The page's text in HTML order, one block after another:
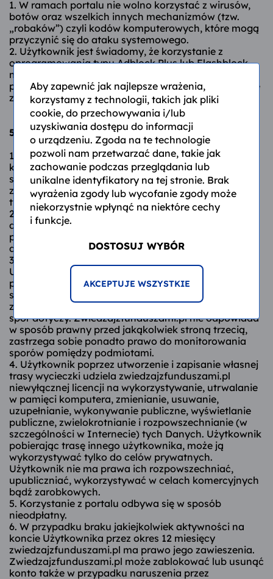
1. W ramach portalu nie wolno korzystać z wirusów,
botów oraz wszelkich innych mechanizmów (tzw.
„robaków”) czyli kodów komputerowych, które mogą
przyczynić się do ataku systemowego.
2. Użytkownik jest świadomy, że korzystanie z
oprogramowania typu Adblock Plus lub Flashblock
może spowodować nieprawidłowe funkcjonowanie
portalu lub może całkowicie uniemożliwić korzystanie
z niego.
5. ZASADY KORZYSTANIA Z PORTALU:
1. Poniższy Regulamin określa ogólne zasady
korzystania z portalu zwiedzajzfunduszami.pl, który
służy do umieszczania treści, plików i materiałów
zawierających opisy miejsc z atrakcjami, a także
tworzenia tras wycieczek.
2. Zwiedzajzfunduszami.pl ma możliwość
dokonywania modyfikacji, zmian w funkcjonalności
portalu oraz czasowego lub całkowitego usunięcia
danych funkcji/usług portalu.
3. W razie ewentualnych sporów pomiędzy
Użytkownikami, a także organizacjami lub
pozostałymi osobami rozstrzygane zostają one przez
strony, których spór dotyczy. Zwiedzajzfunduszami.pl
zastrzega sobie prawo do zawieszenia treści, których
spór dotyczy. Zwiedzajzfunduszami.pl nie odpowiada
w sposób prawny przed jakąkolwiek stroną trzecią,
zastrzega sobie ponadto prawo do monitorowania
sporów pomiędzy podmiotami.
4. Użytkownik poprzez utworzenie i zapisanie własnej
trasy wycieczki udziela zwiedzajzfunduszami.pl
niewyłącznej licencji na wykorzystywanie, utrwalanie
w pamięci komputera, zmienianie, usuwanie,
uzupełnianie, wykonywanie publiczne, wyświetlanie
publiczne, zwielokrotnianie i rozpowszechnianie (w
szczególności w Internecie) tych Danych. Użytkownik
pobierając trasę innego użytkownika, może ją
wykorzystywać tylko do celów prywatnych.
Użytkownik nie ma prawa ich rozpowszechniać,
upubliczniać, wykorzystywać w celach komercyjnych
bądź zarobkowych.
5. Korzystanie z portalu odbywa się w sposób
nieodpłatny.
6. W przypadku braku jakiejkolwiek aktywności na
koncie Użytkownika przez okres 12 miesięcy
zwiedzajzfunduszami.pl ma prawo jego zawieszenia.
Zwiedzajzfunduszami.pl może zablokować lub usunąć
konto także w przypadku naruszenia przez
Aby zapewnić jak najlepsze wrażenia,
korzystamy z technologii, takich jak pliki
cookie, do przechowywania i/lub
uzyskiwania dostępu do informacji
o urządzeniu. Zgoda na te technologie
pozwoli nam przetwarzać dane, takie jak
zachowanie podczas przeglądania lub
unikalne identyfikatory na tej stronie. Brak
wyrażenia zgody lub wycofanie zgody może
niekorzystnie wpłynąć na niektóre cechy
i funkcje.
DOSTOSUJ WYBÓR
AKCEPTUJE WSZYSTKIE